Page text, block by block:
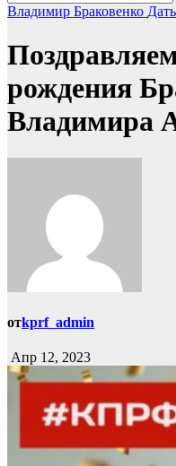
Владимир Браковенко
рождения
Владимира
отkprf_admin
Апр 12, 2023